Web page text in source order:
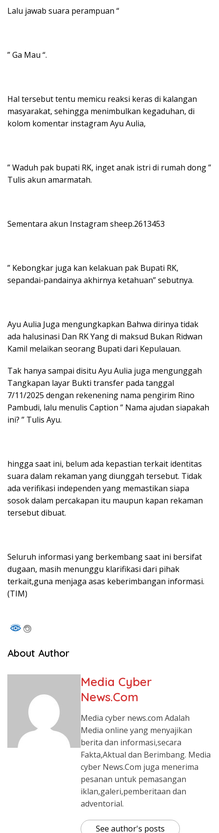
Lalu jawab suara perampuan “
” Ga Mau “.
Hal tersebut tentu memicu reaksi keras di kalangan
masyarakat, sehingga menimbulkan kegaduhan, di
kolom komentar instagram Ayu Aulia,
” Waduh pak bupati RK, inget anak istri di rumah dong ”
Tulis akun amarmatah.
Sementara akun Instagram sheep.2613453
” Kebongkar juga kan kelakuan pak Bupati RK,
sepandai-pandainya akhirnya ketahuan” sebutnya.
Ayu Aulia Juga mengungkapkan Bahwa dirinya tidak
ada halusinasi Dan RK Yang di maksud Bukan Ridwan
Kamil melaikan seorang Bupati dari Kepulauan.
Tak hanya sampai disitu Ayu Aulia juga mengunggah
Tangkapan layar Bukti transfer pada tanggal
7/11/2025 dengan rekenening nama pengirim Rino
Pambudi, lalu menulis Caption ” Nama ajudan siapakah
ini? ” Tulis Ayu.
hingga saat ini, belum ada kepastian terkait identitas
suara dalam rekaman yang diunggah tersebut. Tidak
ada verifikasi independen yang memastikan siapa
sosok dalam percakapan itu maupun kapan rekaman
tersebut dibuat.
Seluruh informasi yang berkembang saat ini bersifat
dugaan, masih menunggu klarifikasi dari pihak
terkait,guna menjaga asas keberimbangan informasi.
(TIM)
About Author
Media Cyber
News.Com
Media cyber news.com Adalah
Media online yang menyajikan
berita dan informasi,secara
Fakta,Aktual dan Berimbang. Media
cyber News.Com juga menerima
pesanan untuk pemasangan
iklan,galeri,pemberitaan dan
adventorial.
See author's posts